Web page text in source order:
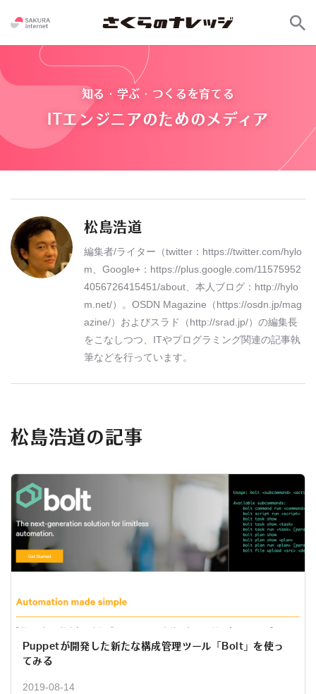
知る・学ぶ・つくるを育てる
ITエンジニアのためのメディア
松島浩道
編集者/ライター（twitter：https://twitter.com/hylo
m、Google+：https://plus.google.com/11575952
4056726415451/about、本人ブログ：http://hylo
m.net/）。OSDN Magazine（https://osdn.jp/mag
azine/）およびスラド（http://srad.jp/）の編集長
をこなしつつ、ITやプログラミング関連の記事執
筆などを行っています。
松島浩道の記事
Puppetが開発した新たな構成管理ツール「Bolt」を使っ
てみる
2019-08-14